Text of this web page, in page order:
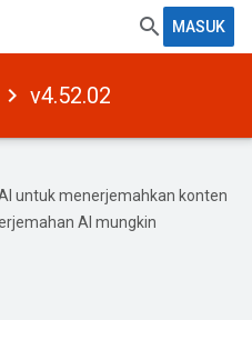
MASUK
v4.52.02
untuk menerjemahkan konten
AI mungkin